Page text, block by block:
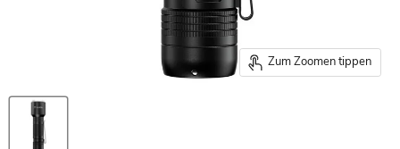
Zum Zoomen tippen